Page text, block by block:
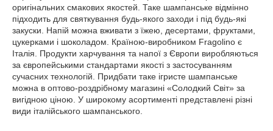
оригінальних смакових якостей. Таке шампанське відмінно
підходить для святкування будь-якого заходи і під будь-які
закуски. Напій можна вживати з їжею, десертами, фруктами,
цукерками і шоколадом. Країною-виробником Fragolino є
Італія. Продукти харчування та напої з Європи виробляються
за європейськими стандартами якості з застосуванням
сучасних технологій. Придбати таке ігристе шампанське
можна в оптово-роздрібному магазині «Солодкий Світ» за
вигідною ціною. У широкому асортименті представлені різні
види італійського шампанського.